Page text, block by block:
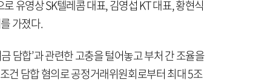
유영상 SK텔레콤 대표, 김영섭 KT 대표, 황현식
가졌다.
담합’과 관련한 고충을 털어놓고 부처 간 조율을
건 담합 혐의로 공정거래위원회로부터 최대 5조